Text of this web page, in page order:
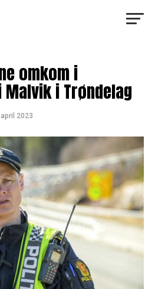
omkom i
i Trøndelag
2023